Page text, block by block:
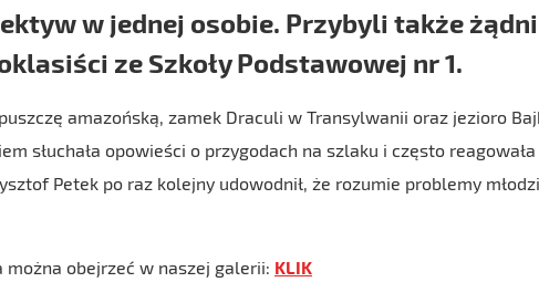
w jednej osobie. Przybyli także żądni
ze Szkoły Podstawowej nr 1.
amazońską, zamek Draculi w Transylwanii oraz jezioro
słuchała opowieści o przygodach na szlaku i często
Petek po raz kolejny udowodnił, że rozumie problemy
obejrzeć w naszej galerii: KLIK